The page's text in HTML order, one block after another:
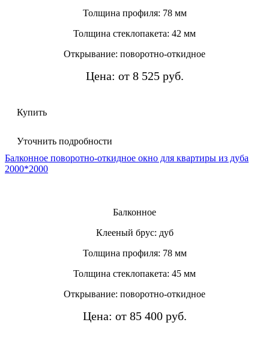
Толщина профиля: 78 мм
Толщина стеклопакета: 42 мм
Открывание: поворотно-откидное
Цена: от 8 525 руб.
Купить
Уточнить подробности
Балконное поворотно-откидное окно для квартиры из дуба
2000*2000
Балконное
Клееный брус: дуб
Толщина профиля: 78 мм
Толщина стеклопакета: 45 мм
Открывание: поворотно-откидное
Цена: от 85 400 руб.